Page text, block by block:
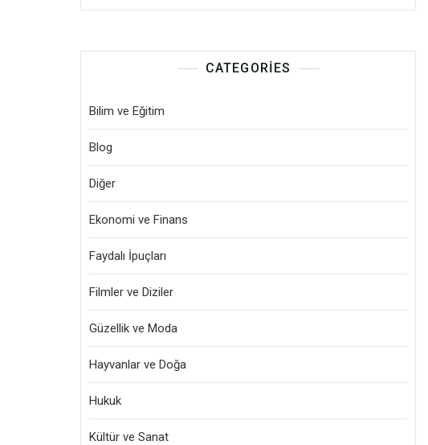
CATEGORIES
Bilim ve Eğitim
Blog
Diğer
Ekonomi ve Finans
Faydalı İpuçları
Filmler ve Diziler
Güzellik ve Moda
Hayvanlar ve Doğa
Hukuk
Kültür ve Sanat